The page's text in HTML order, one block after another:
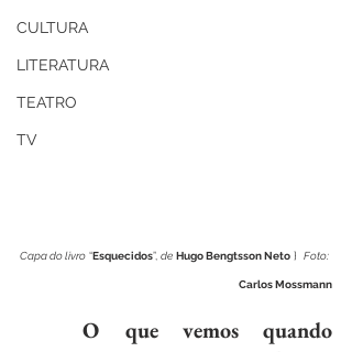
CULTURA
LITERATURA
TEATRO
TV
Capa do livro “Esquecidos”, de Hugo Bengtsson Neto } Foto:
Carlos Mossmann
O que vemos quando